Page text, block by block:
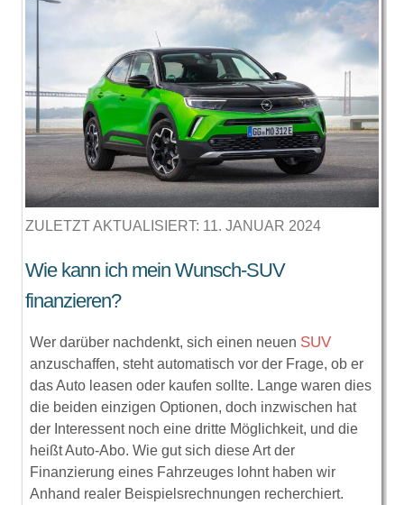
ZULETZT AKTUALISIERT: 11. JANUAR 2024
Wie kann ich mein Wunsch-SUV
finanzieren?
Wer darüber nachdenkt, sich einen neuen SUV
anzuschaffen, steht automatisch vor der Frage, ob er
das Auto leasen oder kaufen sollte. Lange waren dies
die beiden einzigen Optionen, doch inzwischen hat
der Interessent noch eine dritte Möglichkeit, und die
heißtAuto-Abo. Wie gut sich diese Art der
Finanzierung eines Fahrzeuges lohnt haben wir
Anhand realer Beispielsrechnungen recherchiert.